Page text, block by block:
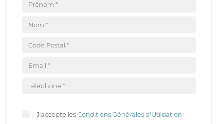
J'accepte lesConditions Générales d'Utilisation